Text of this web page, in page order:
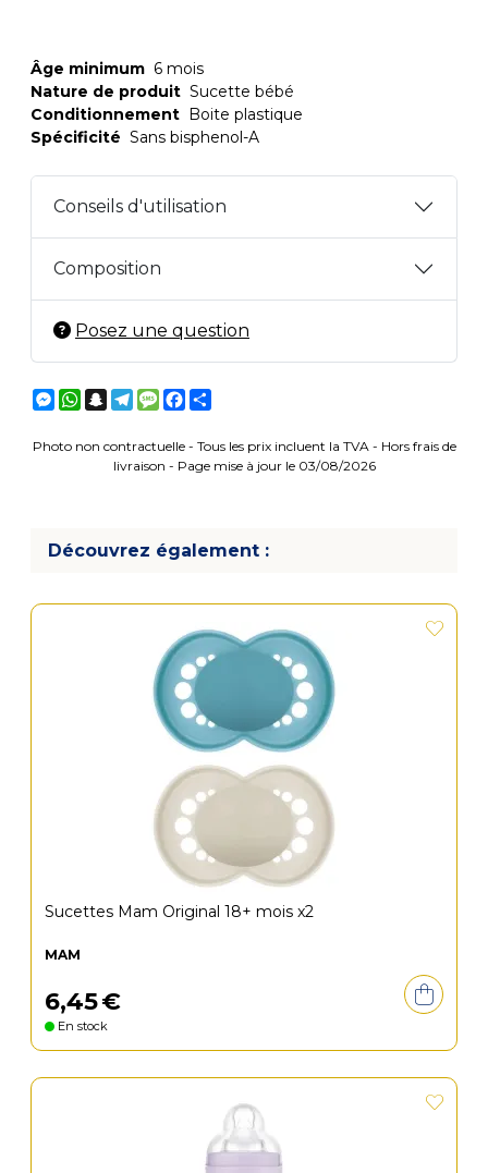
Âge minimum 6 mois
Nature de produit Sucette bébé
Conditionnement Boite plastique
Spécificité Sans bisphenol-A
Conseils d'utilisation
Composition
Posez une question
Messenger
WhatsApp
Snapchat
Telegram
MessageFacebook
Photo non contractuelle - Tous les prix incluent la TVA - Hors frais de
livraison - Page mise à jour le 03/08/2026
Découvrez également :
Sucettes Mam Original 18+ mois x2
MAM
6,45€
En stock